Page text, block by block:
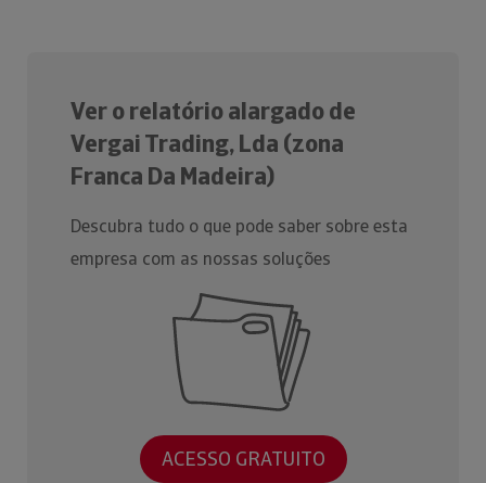
Ver o relatório alargado de
Vergai Trading, Lda (zona
Franca Da Madeira)
Descubra tudo o que pode saber sobre esta
empresa com as nossas soluções
ACESSO GRATUITO